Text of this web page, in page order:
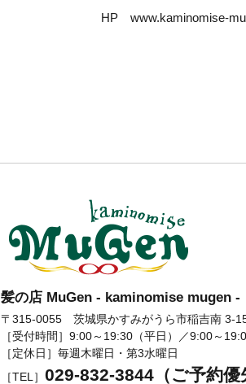
HP www.kaminomise-
髪の店 MuGen
髪の店 MuGen - kaminomise mugen -
〒315-0055 茨城県かすみがうら市稲吉南 3-
［受付時間］9:00～19:30（平日）／9:00～
［定休日］毎週木曜日・第3水曜日
［TEL］ 029-832-3844（ご予約優